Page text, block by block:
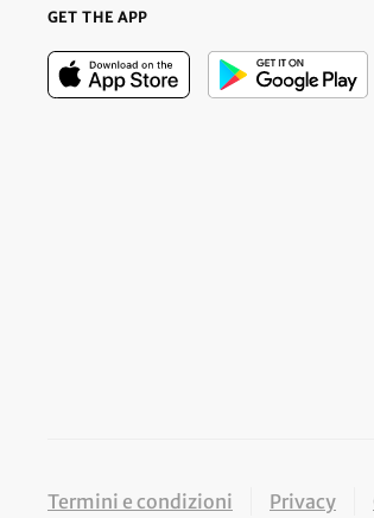
GET THE APP
Termini e condizioni Privacy